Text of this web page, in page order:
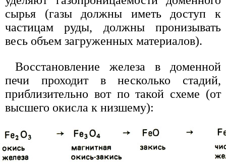
сырья (газы должны иметь доступ к
частицам руды, должны пронизывать
весь объем загруженных материалов).
Восстановление железа в доменной
печи проходит в несколько стадий,
приблизительно вот по такой схеме (от
высшего окисла к низшему):